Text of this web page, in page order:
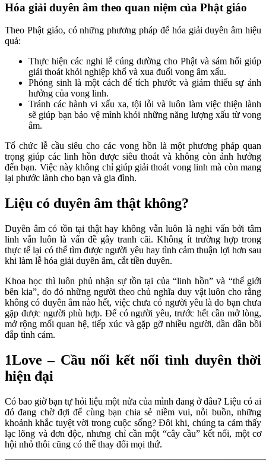
Hóa giải duyên âm theo quan niệm của Phật giáo
Theo Phật giáo, có những phương pháp để hóa giải duyên âm hiệu
quả:
Thực hiện các nghi lễ cúng dường cho Phật và sám hối giúp
giải thoát khỏi nghiệp khổ và xua đuổi vong âm xấu.
Phóng sinh là một cách để tích phước và giảm thiểu sự ảnh
hưởng của vong linh.
Tránh các hành vi xấu xa, tội lỗi và luôn làm việc thiện lành
sẽ giúp bạn bảo vệ mình khỏi những năng lượng xấu từ vong
âm.
Tổ chức lễ cầu siêu cho các vong hồn là một phương pháp quan
trọng giúp các linh hồn được siêu thoát và không còn ảnh hưởng
đến bạn. Việc này không chỉ giúp giải thoát vong linh mà còn mang
lại phước lành cho bạn và gia đình.
Liệu có duyên âm thật không?
Duyên âm có tồn tại thật hay không vẫn luôn là nghi vấn bởi tâm
linh vẫn luôn là vấn đề gây tranh cãi. Không ít trường hợp trong
thực tế lại có thể tìm được người yêu hay tình cảm thuận lợi hơn sau
khi làm lễ hóa giải duyên âm, cắt tiền duyên.
Khoa học thì luôn phủ nhận sự tồn tại của “linh hồn” và “thế giới
bên kia”, do đó những người theo chủ nghĩa duy vật luôn cho rằng
không có duyên âm nào hết, việc chưa có người yêu là do bạn chưa
gặp được người phù hợp. Để có người yêu, trước hết cần mở lòng,
mở rộng mối quan hệ, tiếp xúc và gặp gỡ nhiều người, dần dần bồi
đắp tình cảm.
1Love – Cầu nối kết nối tình duyên thời
hiện đại
Có bao giờ bạn tự hỏi liệu một nửa của mình đang ở đâu? Liệu có ai
đó đang chờ đợi để cùng bạn chia sẻ niềm vui, nỗi buồn, những
khoảnh khắc tuyệt vời trong cuộc sống? Đôi khi, chúng ta cảm thấy
lạc lõng và đơn độc, nhưng chỉ cần một “cây cầu” kết nối, một cơ
hội nhỏ thôi cũng có thể thay đổi mọi thứ.